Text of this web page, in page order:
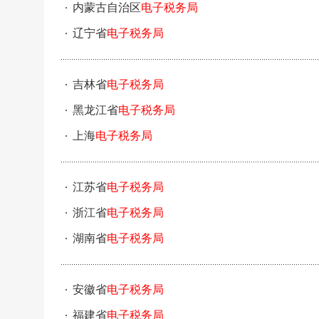
内蒙古自治区电子税务局
辽宁省电子税务局
吉林省电子税务局
黑龙江省电子税务局
上海电子税务局
江苏省电子税务局
浙江省电子税务局
湖南省电子税务局
安徽省电子税务局
福建省电子税务局